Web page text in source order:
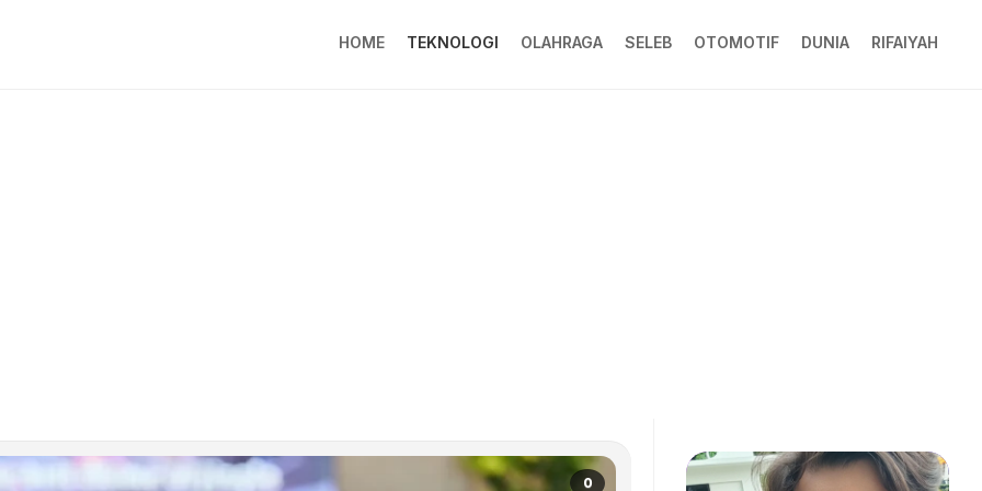
HOME TEKNOLOGI OLAHRAGA SELEB OTOMOTIF DUNIA RIFAIYAH
0